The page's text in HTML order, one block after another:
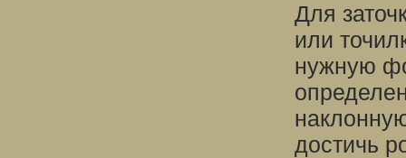
Для
или
нужную
достичь